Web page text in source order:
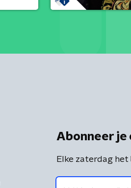
Abonneer je
Elke zaterdag het